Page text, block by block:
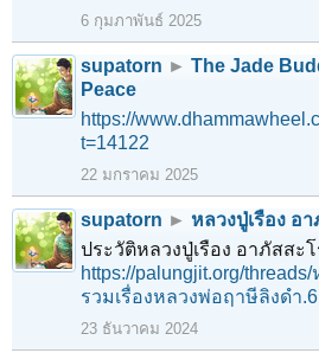
6 กุมภาพันธ์ 2025
supatorn ► The Jade
Peace
https://
t=14122
22 มกราคม 2025
supatorn ► หลวงปู่เรือง อ
ประวัติหลวงปู่เรือง อาภัสสะโ
https://palungjit.org/
รวมเรื่องหลวงพ่อฤาษีลิงดำ
23 ธันวาคม 2024